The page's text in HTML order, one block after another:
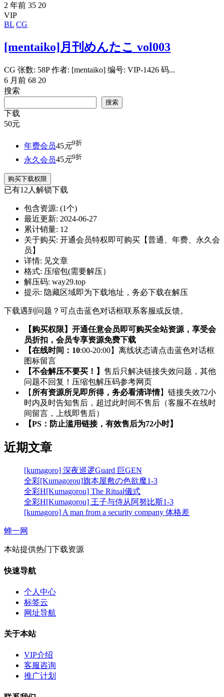
2 年前 35 20
VIP
BL CG
[mentaiko]月刊めんたこ vol003
CG 张数: 58P 作者: [mentaiko] 编号: VIP-1426 码...
6 月前 68 20
搜索
搜索
下载
50元
年费会员45元9折
永久会员45元9折
购买下载权限
已有12人解锁下载
包含资源: (1个)
最近更新: 2024-06-27
累计销量: 12
关于购买: 开通会员特权即可购买【普通、年费、永久会
员】
详情: 见文章
格式: 压缩包(需要解压）
解压码: way29.top
提示: 隐藏区域即为下载地址，务必下载在解压
下载遇到问题？可点击蓝色对话框联系客服或反馈。
【购买权限】开通任意会员即可购买全站资源，享受会
员折扣，会员专享资源免费下载
【在线时间：10:00-20:00】离线状态请点击蓝色对话框
图标留言
【不会解压不要买！】 售后只解决链接失效问题，其他
问题不回复！压缩包解压码参考网页
【 所有资源所见即所得，务必看清详情】链接失效72小
时内及时告知售后，超过此时间不售后（客服不在线时
间留言，上线即售后）
【PS：防止滥用链接，有效售后为72小时】
近期文章
[kumagoro] 深夜巡逻Guard 巨GEN
全彩[Kumagorou]旗本屋敷の色欲魔1-3
全彩H[Kumagorou] The Ritual儀式
全彩H[Kumagorou] 王子与侍从阿努比斯1-3
[kumagoro] A man from a security company 体格差
蝉一网
本站提供热门下载资源
快速导航
个人中心
标签云
网址导航
关于本站
VIP介绍
客服咨询
推广计划